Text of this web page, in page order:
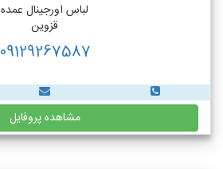
لباس اورجینال عمده
قزوین
09129267587
مشاهده پروفایل